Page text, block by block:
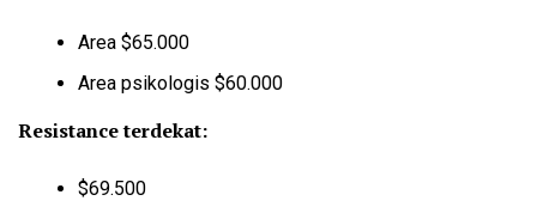
Area $65.000
Area psikologis $60.000
Resistance terdekat:
$69.500